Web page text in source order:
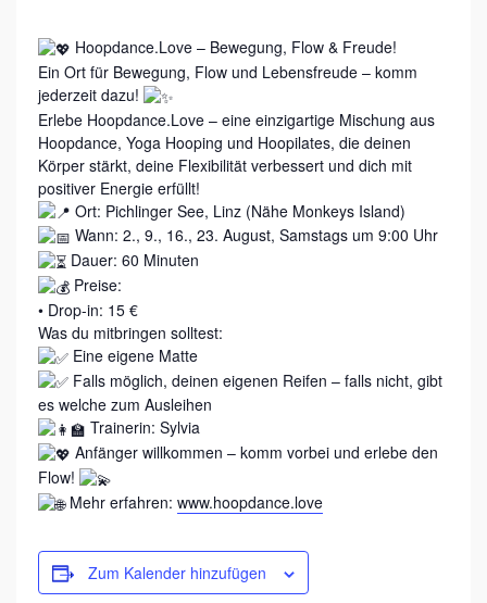
Hoopdance.Love – Bewegung, Flow & Freude!
Ein Ort für Bewegung, Flow und Lebensfreude – komm
jederzeit dazu!
Erlebe Hoopdance.Love – eine einzigartige Mischung aus
Hoopdance, Yoga Hooping und Hoopilates, die deinen
Körper stärkt, deine Flexibilität verbessert und dich mit
positiver Energie erfüllt!
Ort: Pichlinger See, Linz (Nähe Monkeys Island)
Wann: 2., 9., 16., 23. August, Samstags um 9:00 Uhr
Dauer: 60 Minuten
Preise:
• Drop-in: 15 €
Was du mitbringen solltest:
Eine eigene Matte
Falls möglich, deinen eigenen Reifen – falls nicht, gibt
es welche zum Ausleihen
Trainerin: Sylvia
Anfänger willkommen – komm vorbei und erlebe den
Flow!
Mehr erfahren: www.hoopdance.love
Zum Kalender hinzufügen